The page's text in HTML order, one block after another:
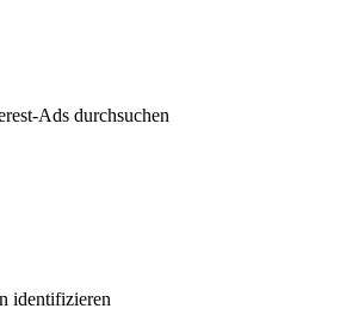
Ads durchsuchen
identifizieren